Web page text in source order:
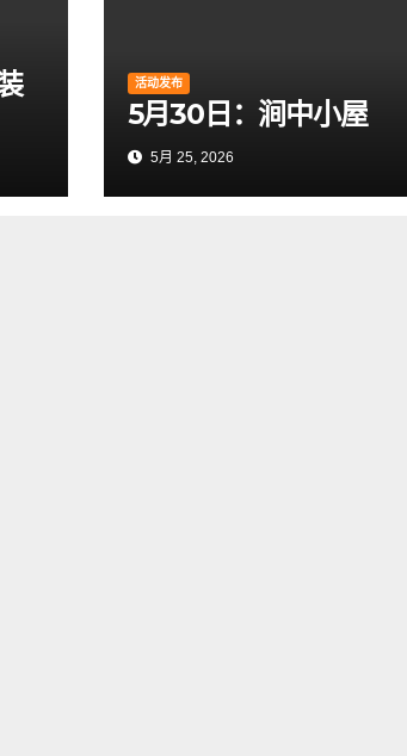
活动发布
5月30日：涧中小屋
5月 25, 2026